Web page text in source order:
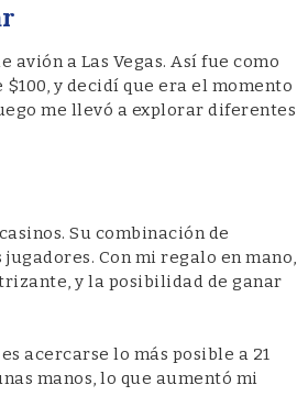
a Las Vegas. Así fue como
y decidí que era el momento
me llevó a explorar diferentes
Su combinación de
Con mi regalo en mano,
y la posibilidad de ganar
acercarse lo más posible a 21
manos, lo que aumentó mi